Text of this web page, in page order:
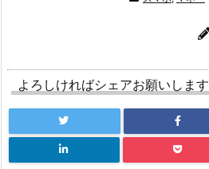
よろしければシェアお願いします